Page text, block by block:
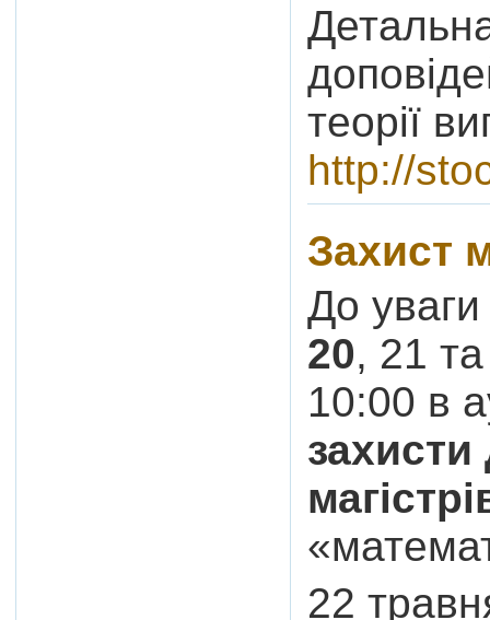
теорії
http://
Захист
До
20, 21
10:00 в
22